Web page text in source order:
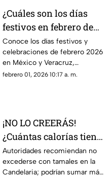
¿Cuáles son los días
festivos en febrero de
2026 en Veracruz? En
esta fecha se descansa
Conoce los días festivos y
celebraciones de febrero 2026
en México y Veracruz,
incluyendo el Carnaval
febrero 01, 2026 10:17 a. m.
¡NO LO CREERÁS!
¿Cuántas calorías tiene
un tamal?
Autoridades recomiendan no
excederse con tamales en la
Candelaria; podrían sumar más